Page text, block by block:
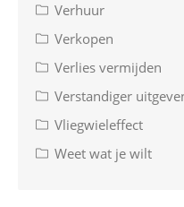
Verhuur
Verkopen
Verlies vermijden
Verstandiger
Vliegwieleffect
Weet wat je wilt